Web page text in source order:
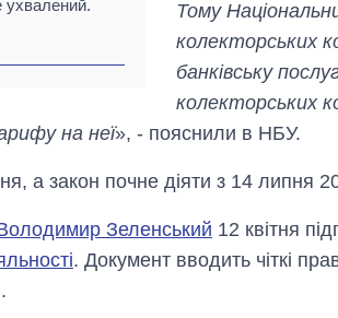
ухвалений.
Тому
колекторських
банківську
колекторських
на неї», - пояснили в НБУ.
а закон почне діяти з 14 липня
Зеленський 12 квітня
. Документ вводить чіткі